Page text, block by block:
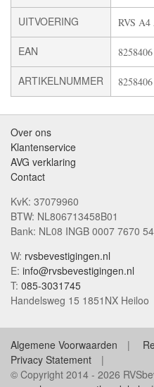
UITVOERING RVS
EAN 8258406
ARTIKELNUMMER 8258406
Over ons
Klantenservice
AVG verklaring
Contact
KvK: 37079960
BTW: NL806713458B01
Bank: NL08 INGB 0007 7670 54
W: rvsbevestigingen.nl
E: info@rvsbevestigingen.nl
T: 085-3031745
Handelsweg 15 1851NX Heiloo
Algemene Voorwaarden
Privacy Statement
© Copyright 2014 - 2026